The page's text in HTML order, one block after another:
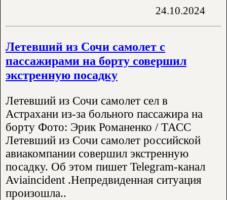
24.10.2024
Летевший из Сочи самолет с
пассажирами на борту совершил
экстренную посадку
Летевший из Сочи самолет сел в
Астрахани из-за больного пассажира на
борту Фото: Эрик Романенко / ТАСС
Летевший из Сочи самолет российской
авиакомпании совершил экстренную
посадку. Об этом пишет Telegram-канал
Aviaincident .Непредвиденная ситуация
произошла..